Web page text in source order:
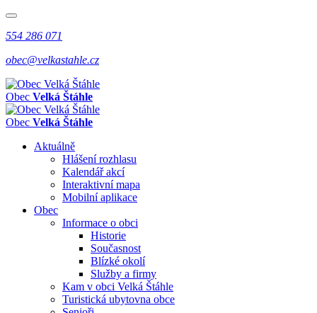
554 286 071
obec@velkastahle.cz
Obec Velká Štáhle
Obec Velká Štáhle
Aktuálně
Hlášení rozhlasu
Kalendář akcí
Interaktivní mapa
Mobilní aplikace
Obec
Informace o obci
Historie
Současnost
Blízké okolí
Služby a firmy
Kam v obci Velká Štáhle
Turistická ubytovna obce